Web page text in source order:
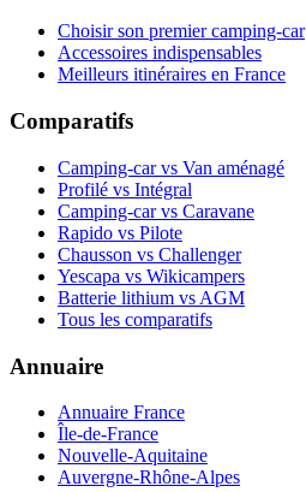
Choisir son premier camping-car
Accessoires indispensables
Meilleurs itinéraires en France
Comparatifs
Camping-car vs Van aménagé
Profilé vs Intégral
Camping-car vs Caravane
Rapido vs Pilote
Chausson vs Challenger
Yescapa vs Wikicampers
Batterie lithium vs AGM
Tous les comparatifs
Annuaire
Annuaire France
Île-de-France
Nouvelle-Aquitaine
Auvergne-Rhône-Alpes